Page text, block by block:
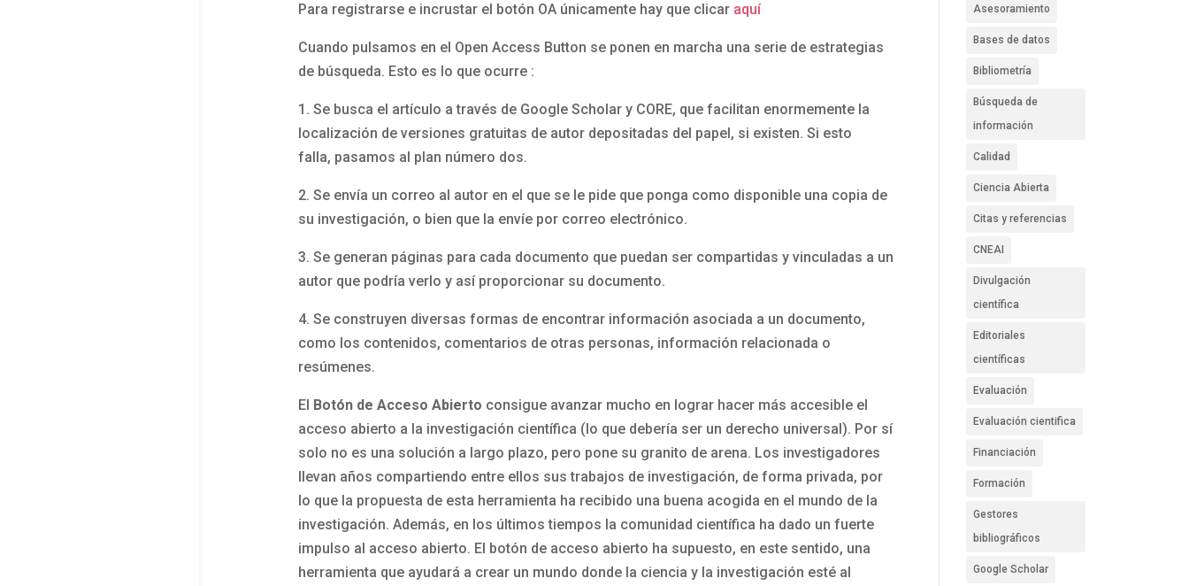
Para registrarse e incrustar el botón OA únicamente hay que clicar aquí
Cuando pulsamos en el Open Access Button se ponen en marcha una serie de estrategias
de búsqueda. Esto es lo que ocurre :
1. Se busca el artículo a través de Google Scholar y CORE, que facilitan enormemente la
localización de versiones gratuitas de autor depositadas del papel, si existen. Si esto
falla, pasamos al plan número dos.
2. Se envía un correo al autor en el que se le pide que ponga como disponible una copia de
su investigación, o bien que la envíe por correo electrónico.
3. Se generan páginas para cada documento que puedan ser compartidas y vinculadas a un
autor que podría verlo y así proporcionar su documento.
4. Se construyen diversas formas de encontrar información asociada a un documento,
como los contenidos, comentarios de otras personas, información relacionada o
resúmenes.
El Botón de Acceso Abierto consigue avanzar mucho en lograr hacer más accesible el
acceso abierto a la investigación científica (lo que debería ser un derecho universal). Por sí
solo no es una solución a largo plazo, pero pone su granito de arena. Los investigadores
llevan años compartiendo entre ellos sus trabajos de investigación, de forma privada, por
lo que la propuesta de esta herramienta ha recibido una buena acogida en el mundo de la
investigación. Además, en los últimos tiempos la comunidad científica ha dado un fuerte
impulso al acceso abierto. El botón de acceso abierto ha supuesto, en este sentido, una
herramienta que ayudará a crear un mundo donde la ciencia y la investigación esté al
Asesoramiento
Bases de datos
Bibliometría
Búsqueda de
información
Calidad
Ciencia Abierta
Citas y referencias
CNEAI
Divulgación
científica
Editoriales
científicas
Evaluación
Evaluación cientifica
Financiación
Formación
Gestores
bibliográficos
Google Scholar